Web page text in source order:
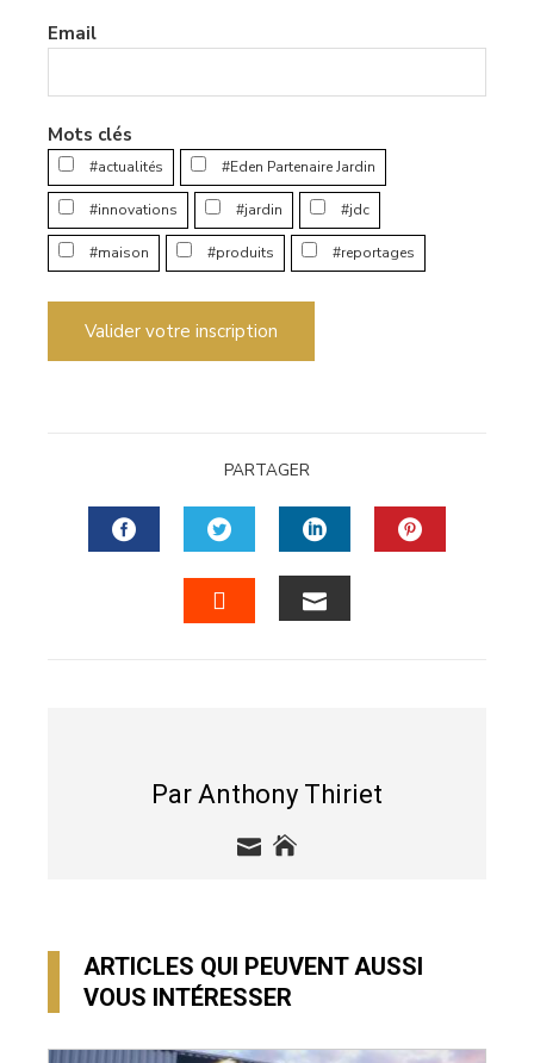
Email
Mots clés
#actualités #Eden Partenaire Jardin
#innovations #jardin #jdc
#maison #produits #reportages
Valider votre inscription
PARTAGER
FACEBOOKTWITTERLINKEDIN
Par Anthony Thiriet
ARTICLES QUI PEUVENT AUSSI
VOUS INTÉRESSER